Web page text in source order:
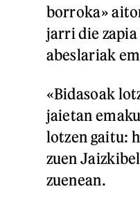
borroka»
jarri die zapia
abeslariak
«Bidasoak
jaietan
lotzen gaitu:
zuen
zuenean.